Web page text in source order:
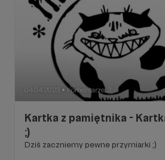
04.04.2023 ● Komentarze: 3
Kartka z pamiętnika -
;)
Dziś zaczniemy pewne przymiarki ;)